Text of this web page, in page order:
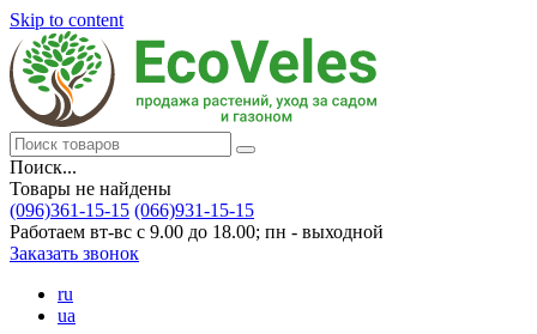
Skip to content
Поиск...
Товары не найдены
(096)361-15-15 (066)931-15-15
Работаем вт-вс с 9.00 до 18.00; пн - выходной
Заказать звонок
ru
ua